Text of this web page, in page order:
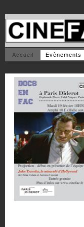
Accueil Evènements